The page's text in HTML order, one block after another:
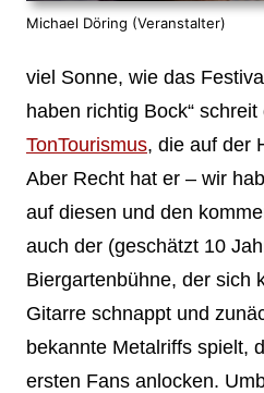
Michael Döring (Veranstalter)
viel Sonne, wie das
haben richtig Bock“
TonTourismus, die auf der
Aber Recht hat er – wir
auf diesen und den
auch der (geschätzt 10
Biergartenbühne, der sich
Gitarre schnappt und
bekannte Metalriffs spielt,
ersten Fans anlocken.